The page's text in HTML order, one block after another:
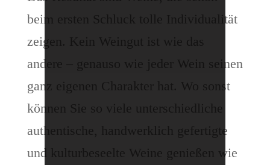
beim ersten Schluck tolle Individualität
zeigen. Kein Weingut ist wie das
andere – genauso wie jeder Wein seinen
ganz eigenen Charakter hat. Wo sonst
können Sie so viele unterschiedliche
authentische, handwerklich gefertigte
und kulturbeseelte Weine genießen wie